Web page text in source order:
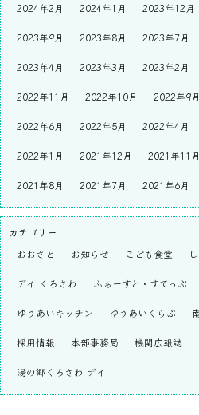
2024年2月 2024年1月 2023年12月
2023年9月 2023年8月 2023年7月
2023年4月 2023年3月 2023年2月
2022年11月 2022年10月 2022年9月
2022年6月 2022年5月 2022年4月
2022年1月 2021年12月 2021年11月
2021年8月 2021年7月 2021年6月
カテゴリー
おおさと
お知らせ こども食堂
デイ くろさわ ふぁーすと・すてっぷ
ゆうあいキッチン ゆうあいくらぶ
採用情報 本部事務局 機関広報誌
湯の郷くろさわ デイ